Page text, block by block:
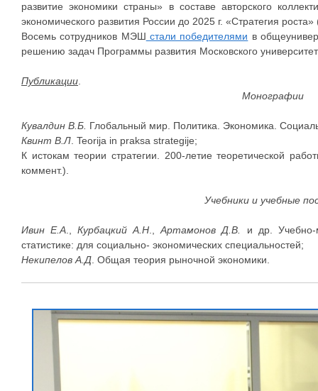
развитие экономики страны» в составе авторского
экономического развития России до 2025 г. «Стратегия
Восемь сотрудников МЭШ стали победителями в
решению задач Программы развития Московского
Публикации
Монографии
Кувалдин В.Б. Глобальный мир. Политика. Экономика.
Квинт В .Л . Teorija in praksa strategije;
К истокам теории стратегии. 200-летие теоретической
коммент.).
Учебники и учебные
Ивин Е.А .,Курбацкий А.Н .,Артамонов Д.В.
и др. Учебно-
статистике: для социально- экономических специальностей;
Некипелов А.Д . Общая теория рыночной экономики.